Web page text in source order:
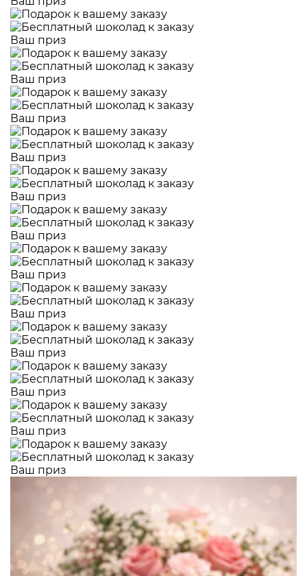
Ваш приз
Ваш приз
Ваш приз
Ваш приз
Ваш приз
Ваш приз
Ваш приз
Ваш приз
Ваш приз
Ваш приз
Ваш приз
Ваш приз